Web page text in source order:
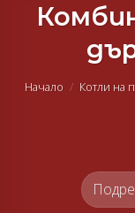
Начало / Котли на